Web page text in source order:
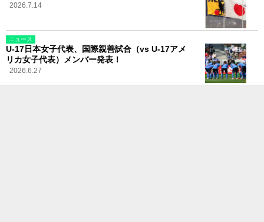
2026.7.14
ニュース
U-17日本女子代表、国際親善試合（vs U-17アメ
リカ女子代表）メンバー発表！
2026.6.27